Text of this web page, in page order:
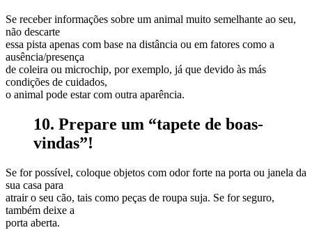
Se receber informações sobre um animal muito semelhante ao seu,
não descarte
essa pista apenas com base na distância ou em fatores como a
ausência/presença
de coleira ou microchip, por exemplo, já que devido às más
condições de cuidados,
o animal pode estar com outra aparência.
10. Prepare um “tapete de boas-
vindas”!
Se for possível, coloque objetos com odor forte na porta ou janela da
sua casa para
atrair o seu cão, tais como peças de roupa suja. Se for seguro,
também deixe a
porta aberta.